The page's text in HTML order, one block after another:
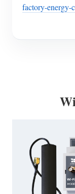
factory-energy-